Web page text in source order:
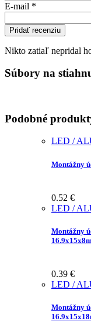
E-mail *
Pridať recenziu
Nikto zatiaľ nepridal
Súbory na
Podobné
LED /
Montážny
0.52 €
LED /
Montážny
0.39 €
LED /
Montážny